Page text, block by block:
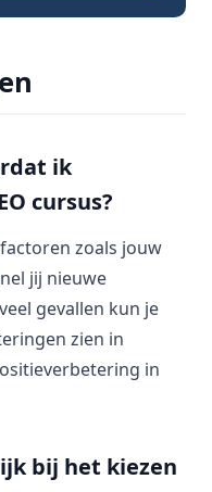
ik
cursus?
zoals jouw
jij nieuwe
gevallen kun je
zien in
in
bij het kiezen